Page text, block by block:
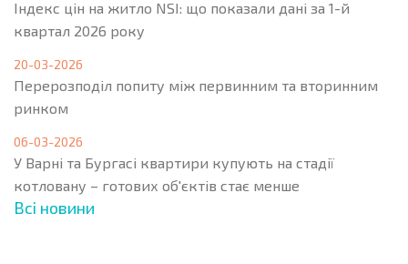
Індекс цін на житло NSI: що показали дані за 1-й
квартал 2026 року
20-03-2026
Перерозподіл попиту між первинним та вторинним
ринком
06-03-2026
У Варні та Бургасі квартири купують на стадії
котловану – готових об'єктів стає менше
Всі новини